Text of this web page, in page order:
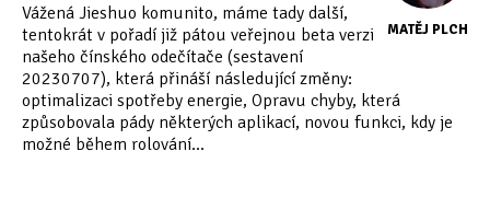
MATĚJ PLCH
Vážená Jieshuo komunito, máme tady další,
tentokrát v pořadí již pátou veřejnou beta verzi
našeho čínského odečítače (sestavení
20230707), která přináší následující změny:
optimalizaci spotřeby energie, Opravu chyby, která
způsobovala pády některých aplikací, novou funkci, kdy je
možné během rolování...